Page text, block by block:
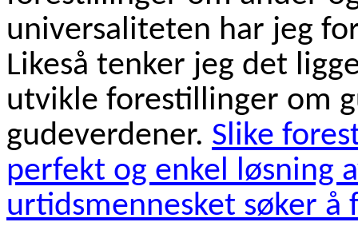
universaliteten har jeg
Likeså tenker jeg det
utvikle forestillinger om
gudeverdener. Slike
perfekt og enkel løsning
urtidsmennesket søker å